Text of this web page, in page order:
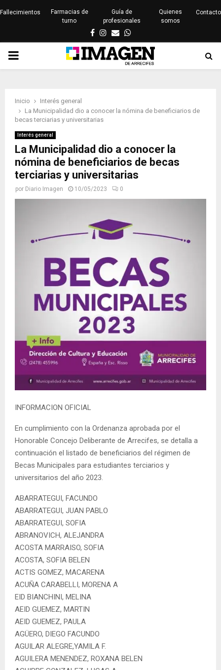
Fallecimientos
Farmacias de
turno
Guía de
profesionales
Quienes
somos
Contacto
Facebook
Instagram
EmailWhatsapp
PRIMARY
Inicio
Interés general
La Municipalidad dio a conocer la nómina de beneficiarios de
becas terciarias y universitarias
Interés general
La Municipalidad dio a conocer la
nómina de beneficiarios de becas
terciarias y universitarias
por Diario Imagen 10/05/2023 0
INFORMACION OFICIAL
En cumplimiento con la Ordenanza aprobada por el
Honorable Concejo Deliberante de Arrecifes, se detalla a
continuación el listado de beneficiarios del régimen de
Becas Municipales para estudiantes terciarios y
universitarios del año 2023.
ABARRATEGUI, FACUNDO
ABARRATEGUI, JUAN PABLO
ABARRATEGUI, SOFIA
ABRANOVICH, ALEJANDRA
ACOSTA MARRAISO, SOFIA
ACOSTA, SOFIA BELEN
ACTIS GOMEZ, MACARENA
ACUÑA CARABELLI, MORENA A
EID BIANCHINI, MELINA
AEID GUEMEZ, MARTIN
AEID GUEMEZ, PAULA
AGÜERO, DIEGO FACUNDO
AGUILAR ALEGRE,YAMILA F.
AGUILERA MENENDEZ, ROXANA BELEN